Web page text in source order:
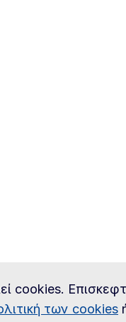
cookies.
των cookies